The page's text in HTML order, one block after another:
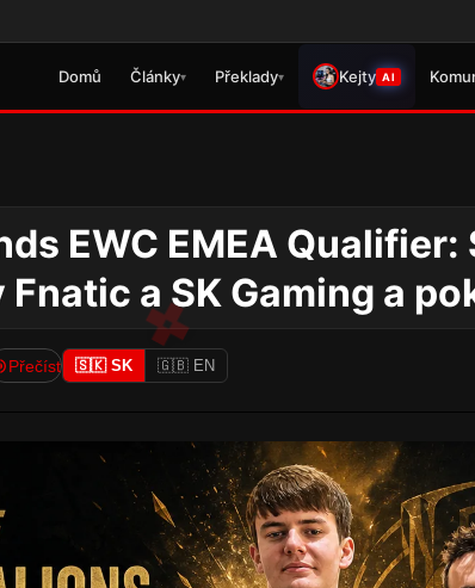
Domů Články▾ Překlady▾ Kejty AI
EWC EMEA
Fnatic a SK Gaming a
Přečíst 🇸🇰 SK 🇬🇧 EN